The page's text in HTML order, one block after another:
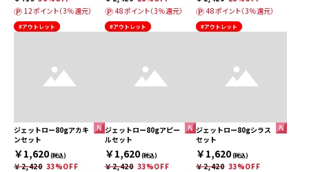
12ポイント（3％還元）
#アウトレット
48ポイント（3％還元）
#アウトレット
48ポイント（3％還元）
#アウトレット
ジェットロー80gアカキ
ンセット
￥1,620(税込)
￥2,420 33%OFF
ジェットロー80gアピー
ルセット
￥1,620(税込)
￥2,420 33%OFF
ジェットロー80gシラス
セット
￥1,620(税込)
￥2,420 33%OFF